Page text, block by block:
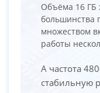
Объёма 16 ГБ
большинства
множеством
работы
А частота
стабильную